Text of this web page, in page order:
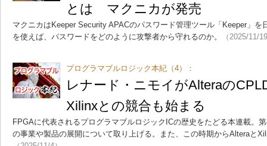
とは マクニカが発売
マクニカはKeeper Security APACのパスワード管理ツール「Keeper」を
を使えば、パスワードをどのように攻撃者から守れるのか。
（2025/11/
プログラマブルロジック本紀（4）：
レナード・ニモイがAlteraの
Xilinxとの競合も始まる
FPGAに代表されるプログラマブルロジックICの歴史をたどる本連載。
の事業や製品の展開について取り上げる。また、この時期からAlteraと